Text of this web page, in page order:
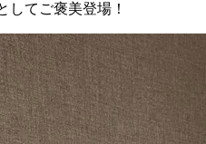
してご褒美登場！